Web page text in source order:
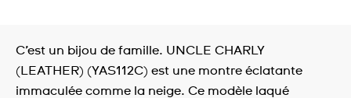
C’est un bijou de famille. UNCLE CHARLY
(LEATHER) (YAS112C) est une montre éclatante
immaculée comme la neige. Ce modèle laqué